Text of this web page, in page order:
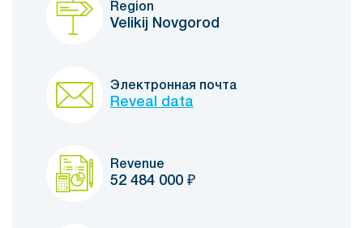
Region
Velikij Novgorod
Электронная почта
Reveal data
Revenue
52 484 000 ₽